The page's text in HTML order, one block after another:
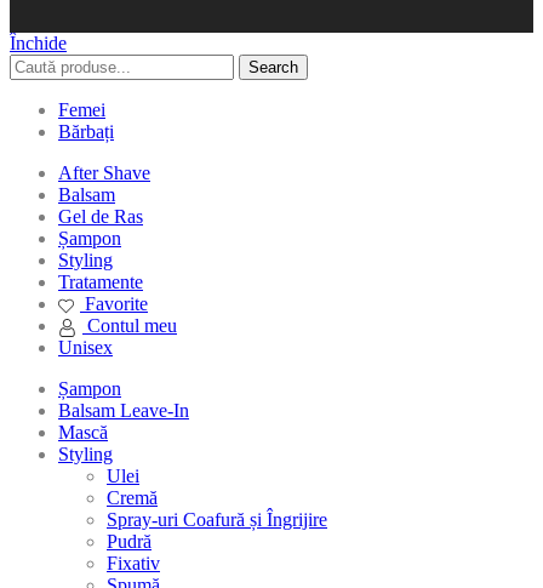
Închide
Search
Femei
Bărbați
After Shave
Balsam
Gel de Ras
Șampon
Styling
Tratamente
Favorite
Contul meu
Unisex
Șampon
Balsam Leave-In
Mască
Styling
Ulei
Cremă
Spray-uri Coafură și Îngrijire
Pudră
Fixativ